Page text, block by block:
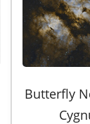
Butterfly